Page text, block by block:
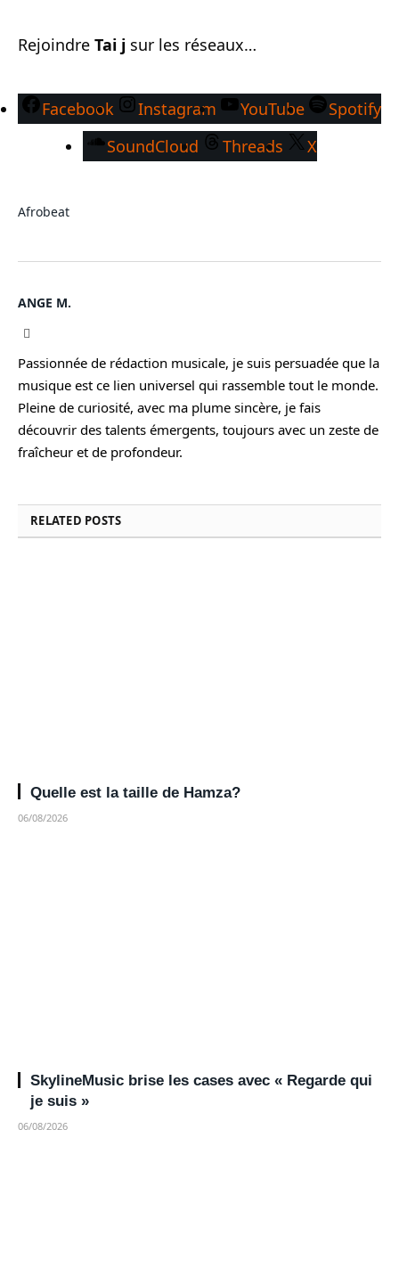
Rejoindre Tai j sur les réseaux…
Facebook Instagram YouTube
Spotify
SoundCloud
Threads X
Afrobeat
ANGE M.
Passionnée de rédaction musicale, je suis persuadée que la
musique est ce lien universel qui rassemble tout le monde.
Pleine de curiosité, avec ma plume sincère, je fais
découvrir des talents émergents, toujours avec un zeste de
fraîcheur et de profondeur.
RELATED POSTS
Quelle est la taille de Hamza?
06/08/2026
SkylineMusic brise les cases avec « Regarde qui
je suis »
06/08/2026